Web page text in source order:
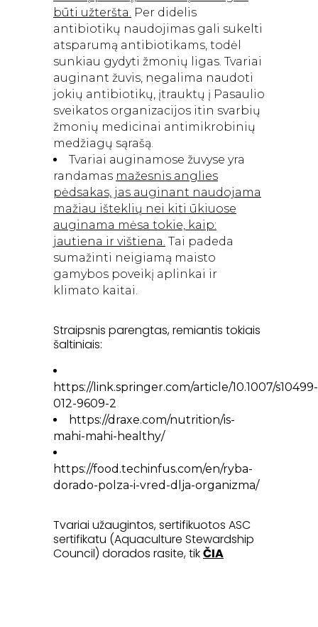
būti užteršta. Per didelis
antibiotikų naudojimas gali sukelti
atsparumą antibiotikams, todėl
sunkiau gydyti žmonių ligas. Tvariai
auginant žuvis, negalima naudoti
jokių antibiotikų, įtrauktų į Pasaulio
sveikatos organizacijos itin svarbių
žmonių medicinai antimikrobinių
medžiagų sąrašą.
Tvariai auginamose žuvyse yra
randamas mažesnis anglies
pėdsakas, jas auginant naudojama
mažiau išteklių nei kiti ūkiuose
auginama mėsa tokie, kaip:
jautiena ir vištiena. Tai padeda
sumažinti neigiamą maisto
gamybos poveikį aplinkai ir
klimato kaitai.
Straipsnis parengtas, remiantis tokiais
šaltiniais:
https://link.springer.com/article/10.1007/s10499-
012-9609-2
https://draxe.com/nutrition/is-
mahi-mahi-healthy/
https://food.techinfus.com/en/ryba-
dorado-polza-i-vred-dlja-organizma/
Tvariai užaugintos, sertifikuotos ASC
sertifikatu (Aquaculture Stewardship
Council) dorados rasite, tikČIA